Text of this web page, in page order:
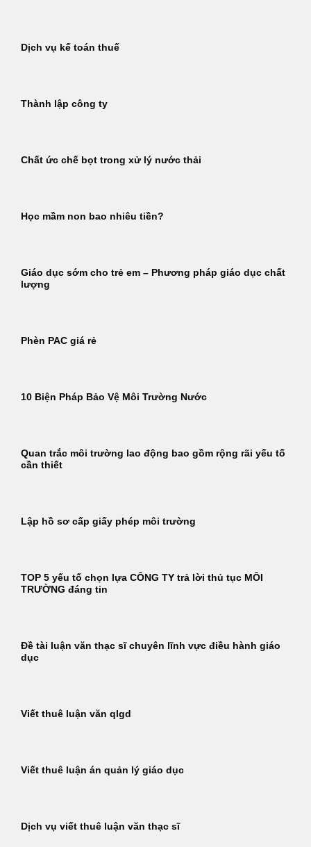
Dịch vụ kế toán thuế
Thành lập công ty
Chất ức chế bọt trong xử lý nước thải
Học mầm non bao nhiêu tiền?
Giáo dục sớm cho trẻ em – Phương pháp giáo dục chất
lượng
Phèn PAC giá rẻ
10 Biện Pháp Bảo Vệ Môi Trường Nước
Quan trắc môi trường lao động bao gồm rộng rãi yếu tố
cần thiết
Lập hồ sơ cấp giấy phép môi trường
TOP 5 yếu tố chọn lựa CÔNG TY trả lời thủ tục MÔI
TRƯỜNG đáng tin
Đề tài luận văn thạc sĩ chuyên lĩnh vực điều hành giáo
dục
Viết thuê luận văn qlgd
Viết thuê luận án quản lý giáo dục
Dịch vụ viết thuê luận văn thạc sĩ